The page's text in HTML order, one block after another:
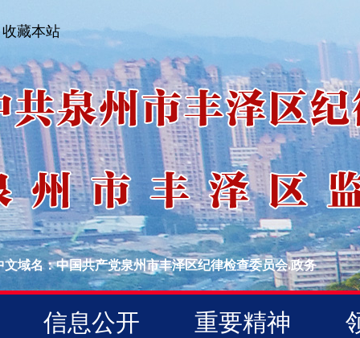
收藏本站
文域名：中国共产党泉州市丰泽区纪律检查委员会.政务
信息公开 重要精神